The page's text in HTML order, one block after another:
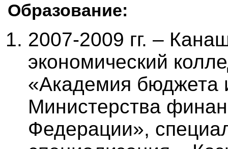
Образование:
2007-2009 гг. –
экономический
«Академия бюджета
Министерства
Федерации»,